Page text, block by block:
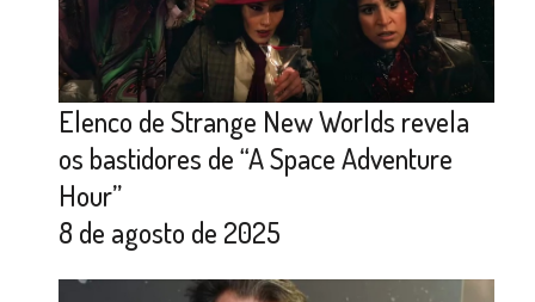
Elenco de Strange New Worlds revela
os bastidores de “A Space Adventure
Hour”
8 de agosto de 2025